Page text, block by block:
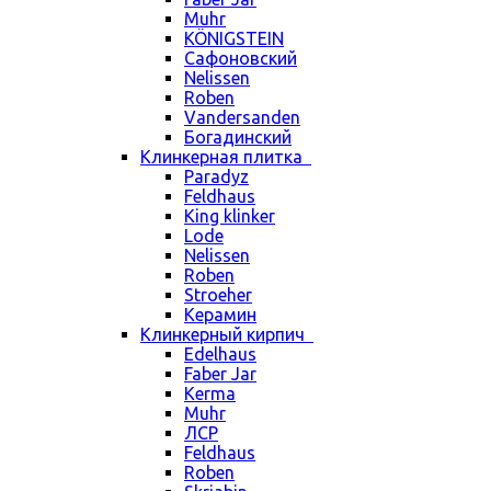
Muhr
KÖNIGSTEIN
Сафоновский
Nelissen
Roben
Vandersanden
Богадинский
Клинкерная плитка
Paradyz
Feldhaus
King klinker
Lode
Nelissen
Roben
Stroeher
Керамин
Клинкерный кирпич
Edelhaus
Faber Jar
Kerma
Muhr
ЛСР
Feldhaus
Roben